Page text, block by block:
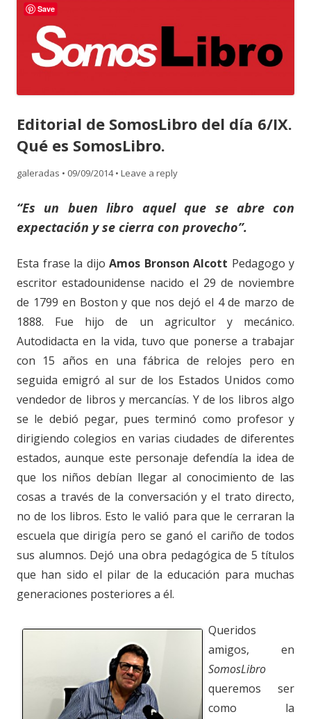
Editorial de SomosLibro del día 6/IX.
Qué es SomosLibro.
galeradas • 09/09/2014 • Leave a reply
“Es un buen libro aquel que se abre con
expectación y se cierra con provecho”.
Esta frase la dijo Amos Bronson Alcott Pedagogo y
escritor estadounidense nacido el 29 de noviembre
de 1799 en Boston y que nos dejó el 4 de marzo de
1888. Fue hijo de un agricultor y mecánico.
Autodidacta en la vida, tuvo que ponerse a trabajar
con 15 años en una fábrica de relojes pero en
seguida emigró al sur de los Estados Unidos como
vendedor de libros y mercancías. Y de los libros algo
se le debió pegar, pues terminó como profesor y
dirigiendo colegios en varias ciudades de diferentes
estados, aunque este personaje defendía la idea de
que los niños debían llegar al conocimiento de las
cosas a través de la conversación y el trato directo,
no de los libros. Esto le valió para que le cerraran la
escuela que dirigía pero se ganó el cariño de todos
sus alumnos. Dejó una obra pedagógica de 5 títulos
que han sido el pilar de la educación para muchas
generaciones posteriores a él.
Queridos
amigos, en
SomosLibro
queremos ser
como la
Save